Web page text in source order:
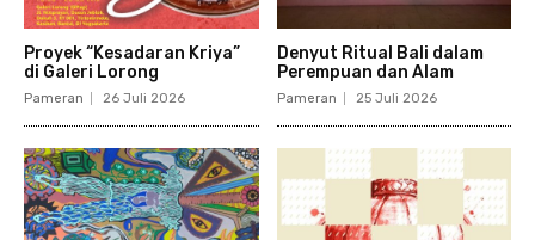
Proyek “Kesadaran Kriya”
di Galeri Lorong
Pameran 26 Juli 2026
Denyut Ritual Bali dalam
Perempuan dan Alam
Pameran 25 Juli 2026